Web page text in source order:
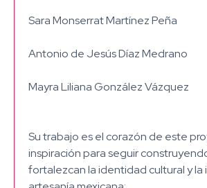
Sara Monserrat Martínez Peña
Antonio de Jesús Díaz Medrano
Mayra Liliana González Vázquez
Su trabajo es el corazón de este
inspiración para seguir
fortalezcan la identidad cultural y la